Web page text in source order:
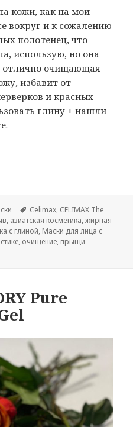
кожи, как на мой
вокруг и к сожалению
полотенец, что
использую, но она
отлично очищающая
избавит от
и красных
глину + нашли
Метки
Celimax, CELIMAX The
, азиатская косметика,жирная
с глиной, Маски для лица с
, очищение, прыщи
Pure